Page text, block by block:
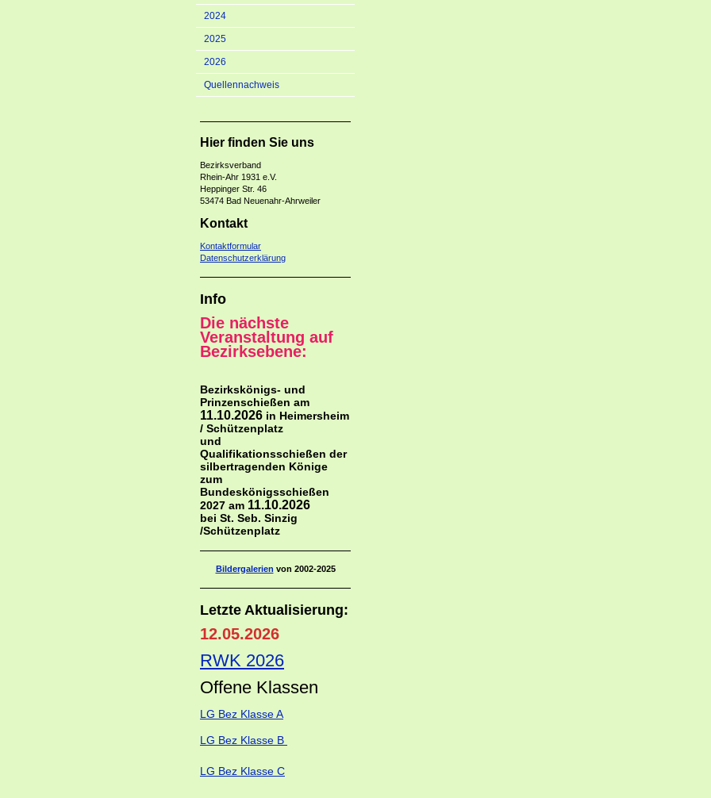
2024
2025
2026
Quellennachweis
Hier finden Sie uns
Bezirksverband
Rhein-Ahr 1931 e.V.
Heppinger Str. 46
53474 Bad Neuenahr-Ahrweiler
Kontakt
Kontaktformular
Datenschutzerklärung
Info
Die nächste
Veranstaltung auf
Bezirksebene:
Bezirkskönigs- und
Prinzenschießen am
11.10.2026 in Heimersheim
/ Schützenplatz
und
Qualifikationsschießen der
silbertragenden Könige
zum
Bundeskönigsschießen
2027 am 11.10.2026
bei St. Seb. Sinzig
/Schützenplatz
Bildergalerien von 2002-2025
Letzte Aktualisierung:
12.05.2026
RWK 2026
Offene Klassen
LG Bez Klasse A
LG Bez Klasse B
LG Bez Klasse C